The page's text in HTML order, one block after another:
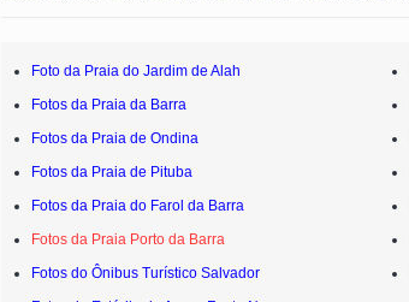
Foto da Praia do Jardim de Alah
Fotos da Praia da Barra
Fotos da Praia de Ondina
Fotos da Praia de Pituba
Fotos da Praia do Farol da Barra
Fotos da Praia Porto da Barra
Fotos do Ônibus Turístico Salvador